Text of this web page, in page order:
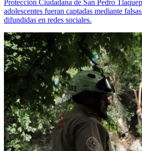
Protección Ciudadana de San Pedro
adolescentes fueran captadas mediante
difundidas en redes sociales.